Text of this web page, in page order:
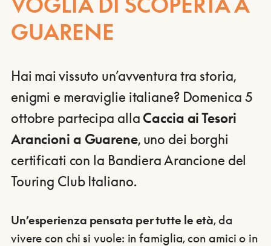
GUARENE
Hai mai vissuto un’avventura tra storia,
enigmi e meraviglie italiane? Domenica 5
ottobre partecipa alla Caccia ai Tesori
Arancioni a Guarene, uno dei borghi
certificati con la Bandiera Arancione del
Touring Club Italiano.
Un’esperienza pensata per tutte le età, da
vivere con chi si vuole: in famiglia, con amici o in